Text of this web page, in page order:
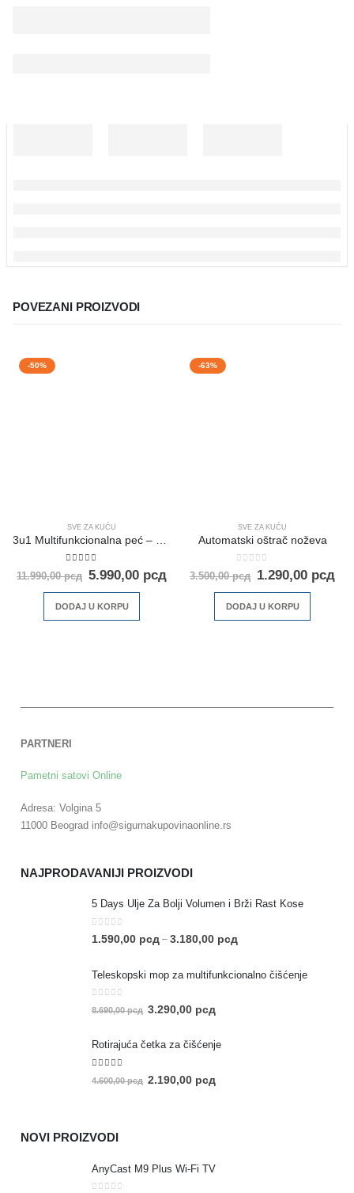
POVEZANI PROIZVODI
-50%
SVE ZA KUĆU
3u1 Multifunkcionalna peć – aparat za kafu
out of 5
11.990,00рсд 5.990,00 рсд
DODAJ U KORPU
-63%
SVE ZA KUĆU
Automatski oštrač noževa
out of 5
3.500,00рсд 1.290,00 рсд
DODAJ U KORPU
PARTNERI
Pametni satovi Online
Adresa: Volgina 5
11000 Beograd info@sigurnakupovinaonline.rs
NAJPRODAVANIJI PROIZVODI
5 Days Ulje Za Bolji Volumen i Brži Rast Kose
0 out of 5
1.590,00 рсд – 3.180,00 рсд
Teleskopski mop za multifunkcionalno čišćenje
0 out of 5
8.690,00рсд 3.290,00 рсд
Rotirajuća četka za čišćenje
out of 5
4.600,00рсд 2.190,00 рсд
NOVI PROIZVODI
AnyCast M9 Plus Wi-Fi TV